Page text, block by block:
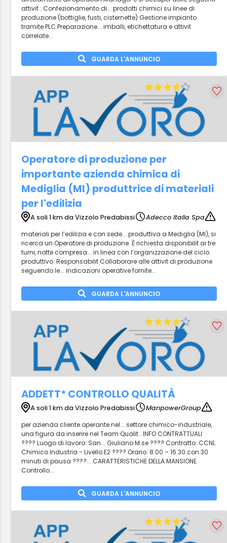
attivit : Confezionamento di... prodotti chimici su linee di
produzione (bottiglie, fusti, cisternette) Gestione impianto
tramite PLC Preparazione... imballi, etichettatura e attivit
correlate...
GUARDA L'ANNUNCIO
Operatore di produzione per
importante azienda chimica di
Mediglia (MI) produttrice di materiali
per l'edilizia
A soli 1 km da Vizzolo Predabissi
Adecco Italia Spa
materiali per l’edilizia e con sede... produttiva a Mediglia (MI), si
ricerca un Operatore di produzione. È richiesta disponibilit ai tre
turni, notte compresa... in linea con l’organizzazione del ciclo
produttivo. Responsabilit Collaborare alle attivit di produzione
seguendo le... indicazioni operative fornite...
GUARDA L'ANNUNCIO
ADDETT* CONTROLLO QUALITÀ
A soli 1 km da Vizzolo Predabissi
ManpowerGroup
per azienda cliente operante nel... settore chimico-industriale,
una figura da inserire nel Team Qualit . INFO CONTRATTUALI
???? Luogo di lavoro: San... Giuliano M.se ???? Contratto: CCNL
Chimico Industria - Livello E2 ???? Orario: 8.00 – 16.30 con 30
minuti di pausa ????... CARATTERISTICHE DELLA MANSIONE
Controllo...
GUARDA L'ANNUNCIO